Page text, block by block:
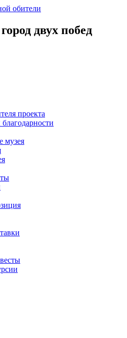
двух побед
проекта
музея